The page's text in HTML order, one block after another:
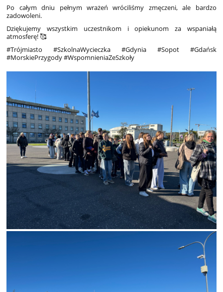
Po całym dniu pełnym wrażeń wróciliśmy zmęczeni, ale bardzo
zadowoleni.
Dziękujemy wszystkim uczestnikom i opiekunom za wspaniałą
atmosferę!🥰
#Trójmiasto
#SzkolnaWycieczka #Gdynia #Sopot
#Gdańsk
#MorskiePrzygody#WspomnieniaZeSzkoły